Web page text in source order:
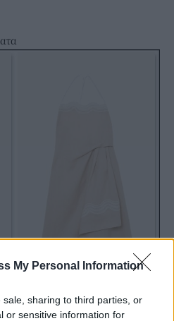
My Personal Information
sharing to third parties, or
or sensitive information for